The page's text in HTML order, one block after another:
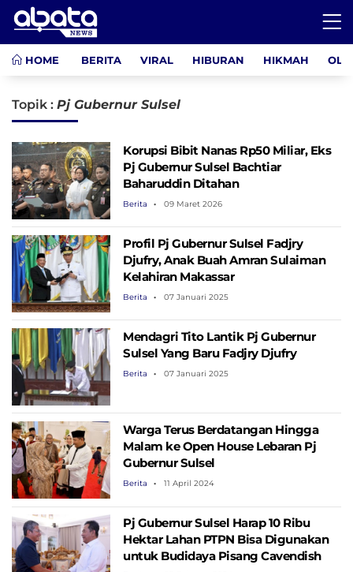
HOME BERITA VIRAL HIBURAN HIKMAH
Topik : Pj Gubernur Sulsel
Korupsi Bibit Nanas Rp50 Miliar, Eks
Pj Gubernur Sulsel Bachtiar
Baharuddin Ditahan
Berita 09 Maret 2026
Profil Pj Gubernur Sulsel Fadjry
Djufry, Anak Buah Amran Sulaiman
Kelahiran Makassar
Berita 07 Januari 2025
Mendagri Tito Lantik Pj Gubernur
Sulsel Yang Baru Fadjry Djufry
Berita 07 Januari 2025
Warga Terus Berdatangan Hingga
Malam ke Open House Lebaran Pj
Gubernur Sulsel
Berita 11 April 2024
Pj Gubernur Sulsel Harap 10 Ribu
Hektar Lahan PTPN Bisa Digunakan
untuk Budidaya Pisang Cavendish